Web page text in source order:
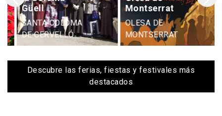
Güell
SANTA COLOMA
DE CERVELLÓ
Montserrat
OLESA DE
MONTSERRAT
Descubre las ferias, fiestas y festivales más
destacados